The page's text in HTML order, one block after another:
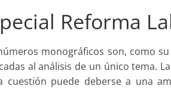
Reforma
monográficos son, como
al análisis de un único tema.
cuestión puede deberse a una